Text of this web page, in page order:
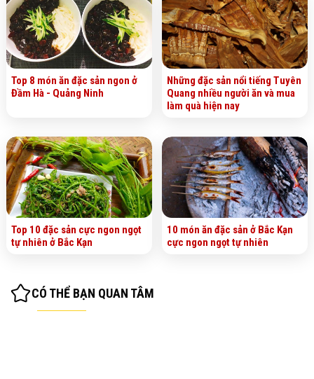
Top 8 món ăn đặc sản ngon ở
Đầm Hà - Quảng Ninh
Những đặc sản nổi tiếng Tuyên
Quang nhiều người ăn và mua
làm quà hiện nay
Top 10 đặc sản cực ngon ngọt
tự nhiên ở Bắc Kạn
10 món ăn đặc sản ở Bắc Kạn
cực ngon ngọt tự nhiên
CÓ THỂ BẠN QUAN TÂM